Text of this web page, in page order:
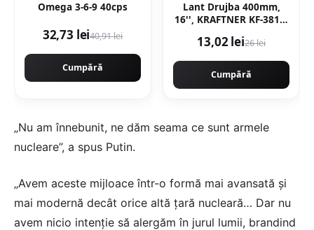
Omega 3-6-9 40cps
32,73 lei40,91 lei
Cumpără
Lant Drujba 400mm,
16'', KRAFTNER KF-3817,
0.325 motofierastrau
13,02 lei26 lei
Cumpără
„Nu am înnebunit, ne dăm seama ce sunt armele
nucleare”, a spus Putin.
„Avem aceste mijloace într-o formă mai avansată și
mai modernă decât orice altă țară nucleară… Dar nu
avem nicio intenție să alergăm în jurul lumii, brandind